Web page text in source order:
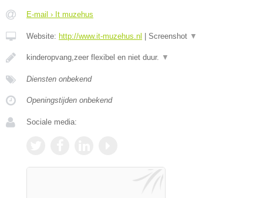
E-mail › It muzehus
Website: http://www.it-muzehus.nl Screenshot ▼
kinderopvang,zeer flexibel en niet duur. ▼
Diensten onbekend
Openingstijden onbekend
Sociale media: